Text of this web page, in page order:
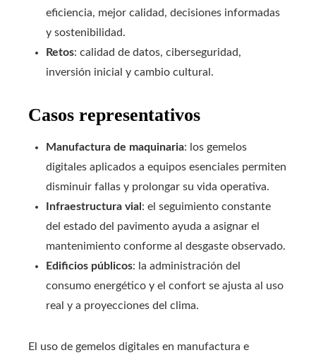
eficiencia, mejor calidad, decisiones informadas
y sostenibilidad.
Retos: calidad de datos, ciberseguridad,
inversión inicial y cambio cultural.
Casos representativos
Manufactura de maquinaria: los gemelos
digitales aplicados a equipos esenciales permiten
disminuir fallas y prolongar su vida operativa.
Infraestructura vial : el seguimiento constante
del estado del pavimento ayuda a asignar el
mantenimiento conforme al desgaste observado.
Edificios públicos: la administración del
consumo energético y el confort se ajusta al uso
real y a proyecciones del clima.
El uso de gemelos digitales en manufactura e